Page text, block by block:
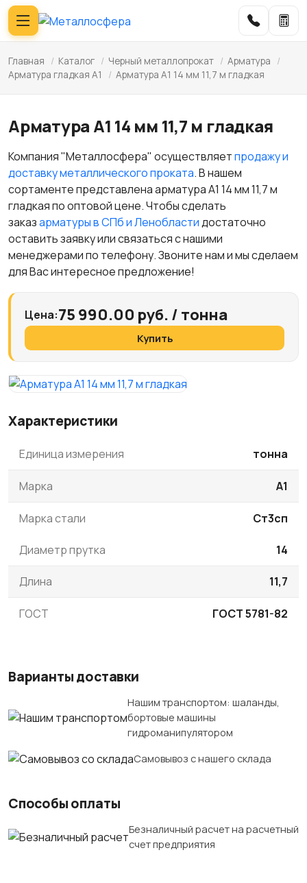
Главная / Каталог / Черный металлопрокат / Арматура
/
Арматура гладкая А1
/ Арматура А1 14 мм 11,7 м гладкая
Арматура А1 14 мм 11,7 м гладкая
Компания "Металлосфера" осуществляетпродажу и
доставку металлического проката. В нашем
сортаменте представлена арматура А1 14 мм 11,7 м
гладкая по оптовой цене. Чтобы сделать
заказарматуры в СПб и Ленобластидостаточно
оставить заявку или связаться с нашими
менеджерами по телефону. Звоните нам и мы сделаем
для Вас интересное предложение!
Цена:75 990.00 руб. / тонна
Купить
Характеристики
Единица измерения тонна
Марка А1
Марка стали Ст3сп
Диаметр прутка 14
Длина 11,7
ГОСТ ГОСТ 5781-82
Варианты доставки
Нашим транспортом: шаланды,
бортовые машины
гидроманипулятором
Самовывоз с нашего склада
Способы оплаты
Безналичный расчет на расчетный
счет предприятия